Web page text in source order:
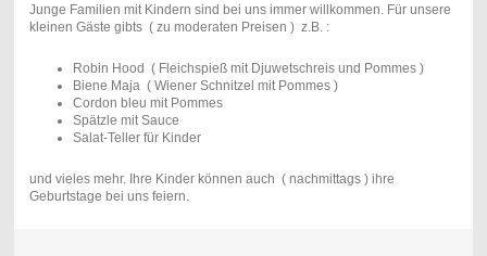
Junge Familien mit Kindern sind bei uns immer willkommen. Für unsere
kleinen Gäste gibts ( zu moderaten Preisen ) z.B. :
Robin Hood ( Fleichspieß mit Djuwetschreis und Pommes )
Biene Maja ( Wiener Schnitzel mit Pommes )
Cordon bleu mit Pommes
Spätzle mit Sauce
Salat-Teller für Kinder
und vieles mehr. Ihre Kinder können auch ( nachmittags ) ihre
Geburtstage bei uns feiern.